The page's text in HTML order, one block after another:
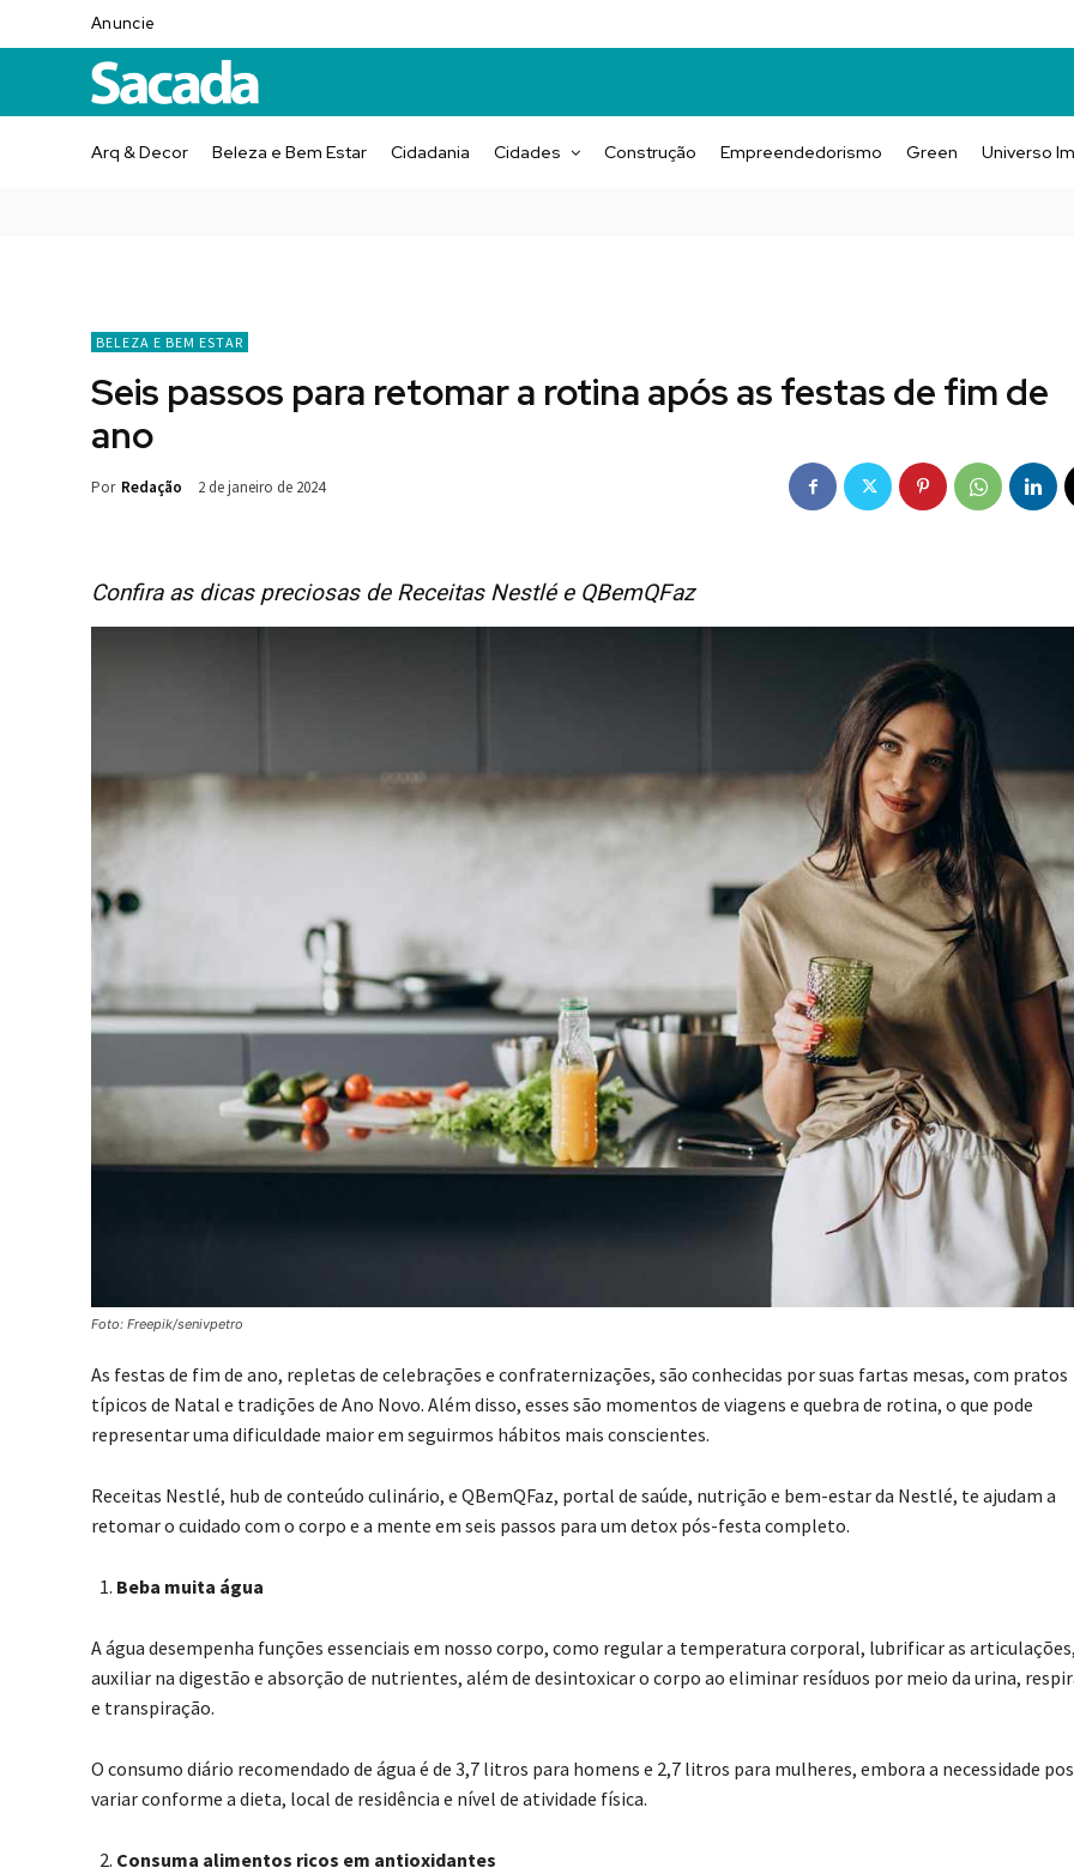
Anuncie
Arq & Decor Beleza e Bem Estar Cidadania Cidades Construção Empreendedorismo Green Universo
BELEZA E BEM ESTAR
Seis passos para retomar a rotina após as festas de fim de
ano
Por Redação 2 de janeiro de 2024
Confira as dicas preciosas de Receitas Nestlé e QBemQFaz
Foto: Freepik/senivpetro
As festas de fim de ano, repletas de celebrações e confraternizações, são conhecidas por suas fartas mesas, com pratos
típicos de Natal e tradições de Ano Novo. Além disso, esses são momentos de viagens e quebra de rotina, o que pode
representar uma dificuldade maior em seguirmos hábitos mais conscientes.
Receitas Nestlé, hub de conteúdo culinário, e QBemQFaz, portal de saúde, nutrição e bem-estar da Nestlé, te ajudam a
retomar o cuidado com o corpo e a mente em seis passos para um detox pós-festa completo.
Beba muita água
A água desempenha funções essenciais em nosso corpo, como regular a temperatura corporal, lubrificar as articulações,
auxiliar na digestão e absorção de nutrientes, além de desintoxicar o corpo ao eliminar resíduos por meio da urina,
e transpiração.
O consumo diário recomendado de água é de 3,7 litros para homens e 2,7 litros para mulheres, embora a necessidade
variar conforme a dieta, local de residência e nível de atividade física.
Consuma alimentos ricos em antioxidantes